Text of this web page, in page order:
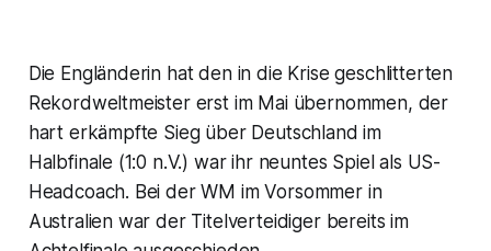
Die Engländerin hat den in die Krise geschlitterten
Rekordweltmeister erst im Mai übernommen, der
hart erkämpfte Sieg über Deutschland im
Halbfinale (1:0 n.V.) war ihr neuntes Spiel als US-
Headcoach. Bei der WM im Vorsommer in
Australien war der Titelverteidiger bereits im